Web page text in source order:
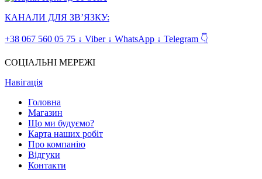
КАНАЛИ ДЛЯ ЗВ’ЯЗКУ:
+38 067 560 05 75 ↓ Viber ↓ WhatsApp ↓ Telegram 👇
СОЦІАЛЬНІ МЕРЕЖІ
Навігація
Головна
Магазин
Що ми будуємо?
Карта наших робіт
Про компанію
Відгуки
Контакти